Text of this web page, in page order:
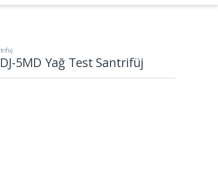
5MD Yağ Test Santrifüj